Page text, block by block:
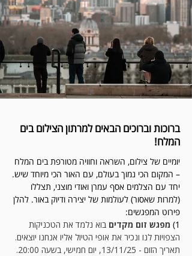
ברוכות וברוכים הבאים למרתון הצילום בים
המלח!
יומיים של צילום, השראה וחוויה מטורפת בים המלח
– המקום הכי נמוך בעולם, עם האור הכי מיוחד שיש.
יחד עם הצלמים אסף עמרן ואודי מוצני, תצללו
(למרות שאסור) לעולמות של יצירה ודיוק באור. להלן
פירוט המפגשים:
1) מפגש זום מקדים בוא נלמד את הטכניקות
הצפויות לנו ונכיר את אופי הטיול אליו אנחנו יוצאים.
תאריך הזום - 13/11/25, יום חמישי, בשעה 20:00.